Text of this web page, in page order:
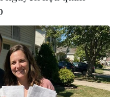
nhấn mạnh tầm
Biển Đông